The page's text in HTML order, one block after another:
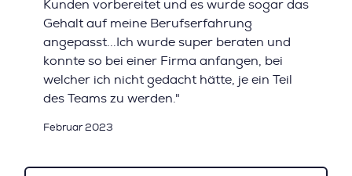
Kunden vorbereitet und es wurde sogar das
Gehalt auf meine Berufserfahrung
angepasst...Ich wurde super beraten und
konnte so bei einer Firma anfangen, bei
welcher ich nicht gedacht hätte, je ein Teil
des Teams zu werden."
Februar 2023